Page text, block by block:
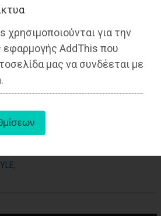
χρησιμοποιούνται για την
εφαρμογής AddThis που
μας να συνδέεται με
,